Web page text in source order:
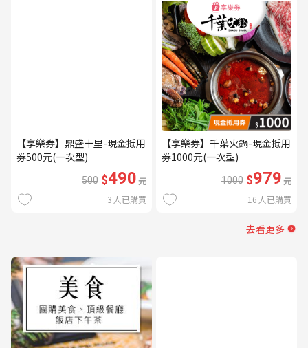
【享樂券】鼎盛十里-現金抵用
券500元(一次型)
500 $490元
3 人已購買
【享樂券】千葉火鍋-現金抵用
券1000元(一次型)
1000 $979元
16 人已購買
去看更多